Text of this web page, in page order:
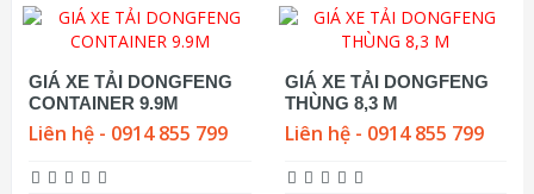
GIÁ XE TẢI DONGFENG
CONTAINER 9.9M
Liên hệ - 0914 855 799
GIÁ XE TẢI DONGFENG
THÙNG 8,3 M
Liên hệ - 0914 855 799